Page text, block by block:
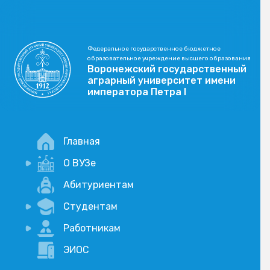
Федеральное государственное бюджетное
образовательное учреждение высшего образования
Воронежский государственный
аграрный университет имени
императора Петра I
Главная
О ВУЗе
Новости
Учебный процесс
Научная деятельность
Абитуриентам
Студентам
Портал дистанционого обучения
Академические отпуска
Работникам
Внимание, опрос!
ЭИОС